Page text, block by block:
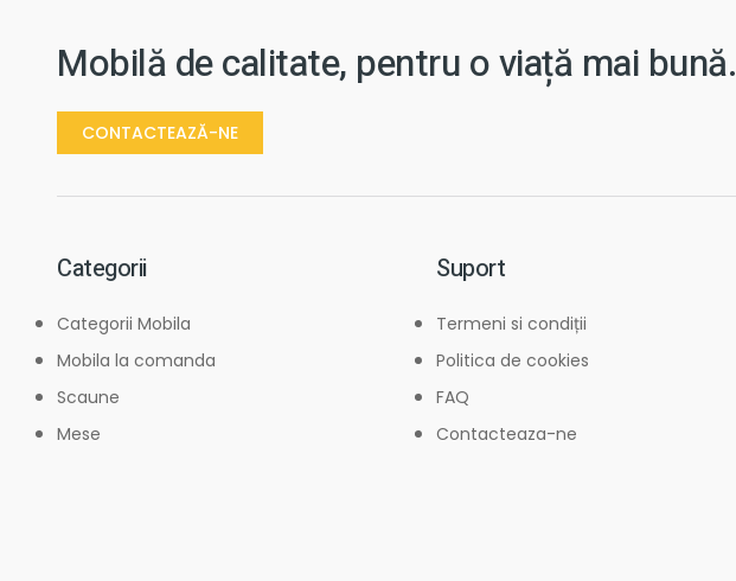
Mobilă de calitate, pentru o viață mai bună.
CONTACTEAZĂ-NE
Categorii
Categorii Mobila
Mobila la comanda
Scaune
Mese
Suport
Termeni si condiții
Politica de cookies
FAQ
Contacteaza-ne